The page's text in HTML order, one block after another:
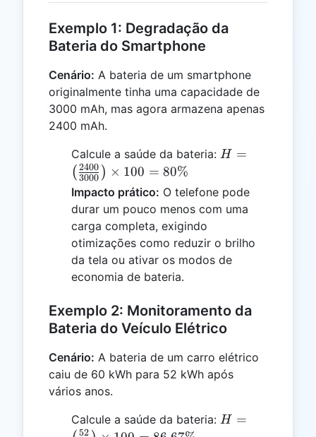
Exemplo 1: Degradação da
Bateria do Smartphone
Cenário: A bateria de um smartphone
originalmente tinha uma capacidade de
3000 mAh, mas agora armazena apenas
2400 mAh.
Calcule a saúde da bateria: H =
{3000}\right)
\times 100 =
80\%
H =
( 3000
2400 ) × 100 = 80%
Impacto prático: O telefone pode
durar um pouco menos com uma
carga completa, exigindo
otimizações como reduzir o brilho
da tela ou ativar os modos de
economia de bateria.
Exemplo 2: Monitoramento da
Bateria do Veículo Elétrico
Cenário: A bateria de um carro elétrico
caiu de 60 kWh para 52 kWh após
vários anos.
Calcule a saúde da bateria: H =
H =
52